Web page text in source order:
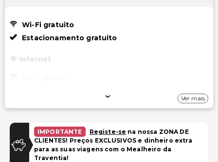
Wi-Fi gratuito
Estacionamento gratuito
Internet
Instalações
Área para piquenique
Ver mais
IMPORTANTE Registe-se na nossa ZONA DE
CLIENTES! Preços EXCLUSIVOS e dinheiro extra
para as suas viagens com o Mealheiro da
Traventia!